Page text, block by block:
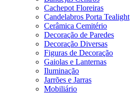
Cachepot Floreiras
Candelabros Porta Tealight
Cerâmica Cemitério
Decoração de Paredes
Decoração Diversas
Figuras de Decoração
Gaiolas e Lanternas
Iluminação
Jarrões e Jarras
Mobiliário